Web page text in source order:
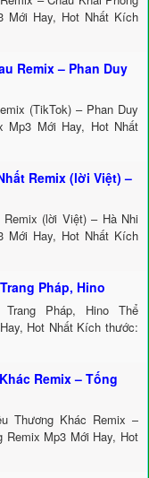
Mới Hay, Hot Nhất Kích
Remix – Phan Duy
(TikTok) – Phan Duy
Mp3 Mới Hay, Hot Nhất
Remix (lời Việt) –
Remix (lời Việt) – Hà Nhi
Mới Hay, Hot Nhất Kích
Pháp, Hino
Pháp, Hino Thể
Hot Nhất Kích thước:
Remix – Tống
Thương Khác Remix –
Remix Mp3 Mới Hay, Hot